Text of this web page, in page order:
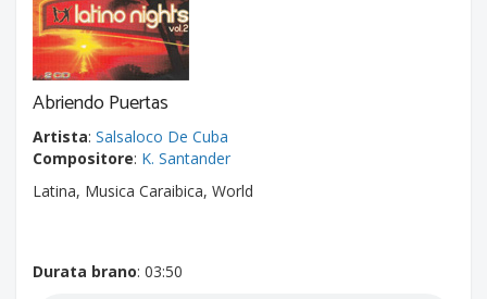
Abriendo Puertas
Artista: Salsaloco De Cuba
Compositore: K. Santander
Latina, Musica Caraibica, World
Durata brano: 03:50